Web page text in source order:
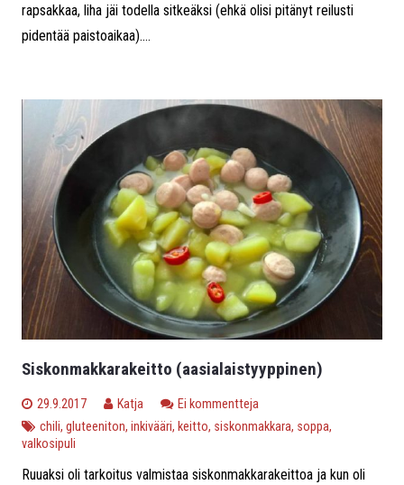
rapsakkaa, liha jäi todella sitkeäksi (ehkä olisi pitänyt reilusti
pidentää paistoaikaa)....
Siskonmakkarakeitto (aasialaistyyppinen)
29.9.2017 Katja
Ei kommentteja
chili, gluteeniton, inkivääri, keitto, siskonmakkara, soppa,
valkosipuli
Ruuaksi oli tarkoitus valmistaa siskonmakkarakeittoa ja kun oli